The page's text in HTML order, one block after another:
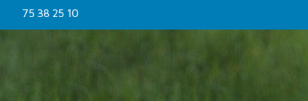
75 38 25 10